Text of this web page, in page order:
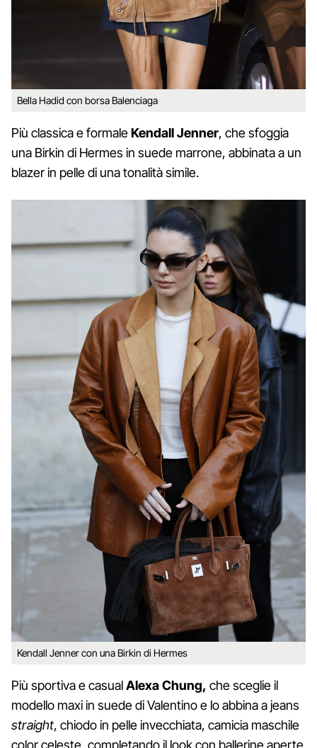
Bella Hadid con borsa Balenciaga
Più classica e formaleKendall Jenner, che sfoggia
una Birkin di Hermes in suede marrone, abbinata a un
blazer in pelle di una tonalità simile.
Kendall Jenner con una Birkin di Hermes
Più sportiva e casualAlexa Chung, che sceglie il
modello maxi in suede di Valentino e lo abbina a jeans
straight, chiodo in pelle invecchiata, camicia maschile